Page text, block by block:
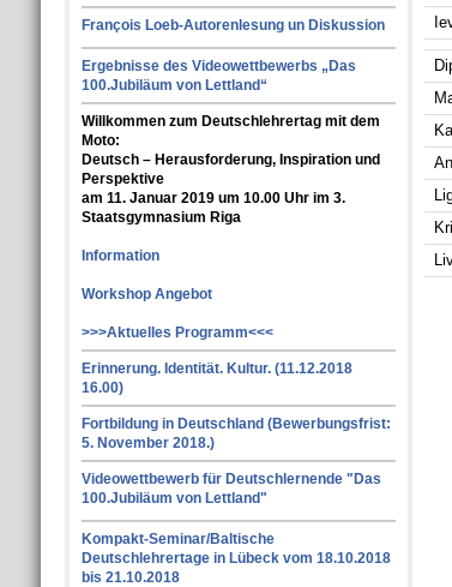
François Loeb-Autorenlesung un Diskussion
Ergebnisse des Videowettbewerbs „Das
100.Jubiläum von Lettland“
Willkommen zum Deutschlehrertag mit dem
Moto:
Deutsch – Herausforderung, Inspiration und
Perspektive
am 11. Januar 2019 um 10.00 Uhr im 3.
Staatsgymnasium Riga
Information
Workshop Angebot
>>>Aktuelles Programm<<<
Erinnerung. Identität. Kultur. (11.12.2018
16.00)
Fortbildung in Deutschland (Bewerbungsfrist:
5. November 2018.)
Videowettbewerb für Deutschlernende "Das
100.Jubiläum von Lettland"
Kompakt-Seminar/Baltische
Deutschlehrertage in Lübeck vom 18.10.2018
bis 21.10.2018